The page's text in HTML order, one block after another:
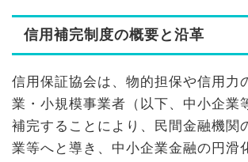
信用補完制度の概要と沿革
信用保証協会は、物的担保や信用力
業・小規模事業者（以下、中小企業
補完することにより、民間金融機関
業等へと導き、中小企業金融の円滑